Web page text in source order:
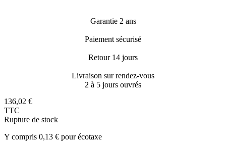
Garantie 2 ans
Paiement sécurisé
Retour 14 jours
Livraison sur rendez-vous
2 à 5 jours ouvrés
136,02 €
TTC
Rupture de stock
Y compris 0,13 € pour écotaxe